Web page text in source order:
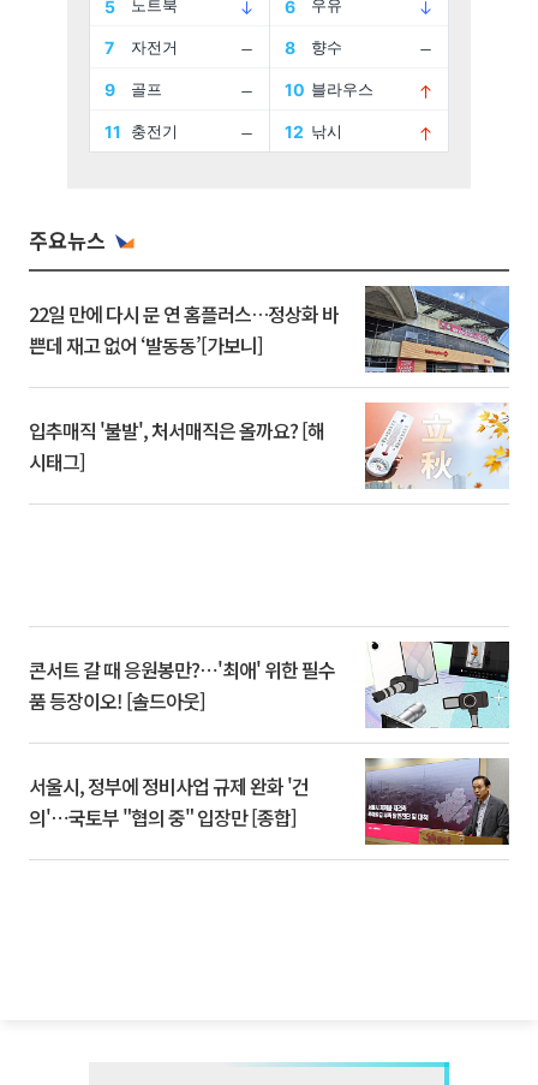
주요뉴스
22일 만에 다시 문 연 홈플러스…정상화 바
쁜데 재고 없어 ‘발동동’[가보니]
입추매직 '불발', 처서매직은 올까요? [해
시태그]
콘서트 갈 때 응원봉만?⋯'최애' 위한 필수
품 등장이오! [솔드아웃]
서울시, 정부에 정비사업 규제 완화 '건
의'⋯국토부 "협의 중" 입장만 [종합]